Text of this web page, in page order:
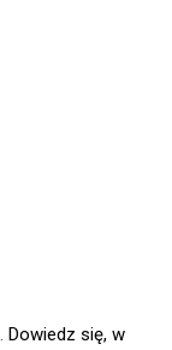
Dowiedz się, w